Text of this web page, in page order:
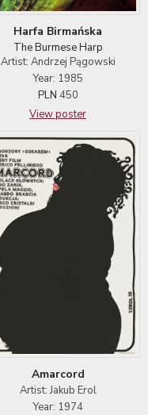
Harfa Birmańska
The Burmese Harp
Artist: Andrzej Pągowski
Year: 1985
PLN 450
View poster
Amarcord
Artist: Jakub Erol
Year: 1974